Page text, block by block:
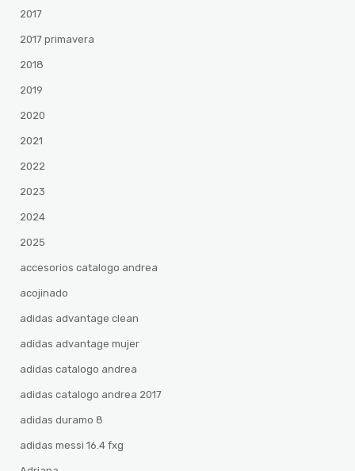
2017
2017 primavera
2018
2019
2020
2021
2022
2023
2024
2025
accesorios catalogo andrea
acojinado
adidas advantage clean
adidas advantage mujer
adidas catalogo andrea
adidas catalogo andrea 2017
adidas duramo 8
adidas messi 16.4 fxg